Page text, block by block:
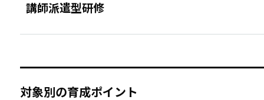
講師派遣型研修
対象別の育成ポイント